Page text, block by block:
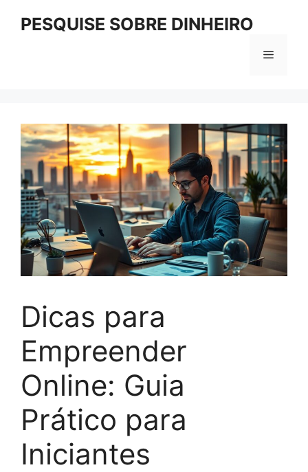
PESQUISE SOBRE DINHEIRO
Menu
Dicas para
Empreender
Online: Guia
Prático para
Iniciantes